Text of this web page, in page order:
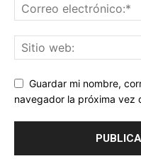
Guardar mi nombre,
navegador la próxima vez